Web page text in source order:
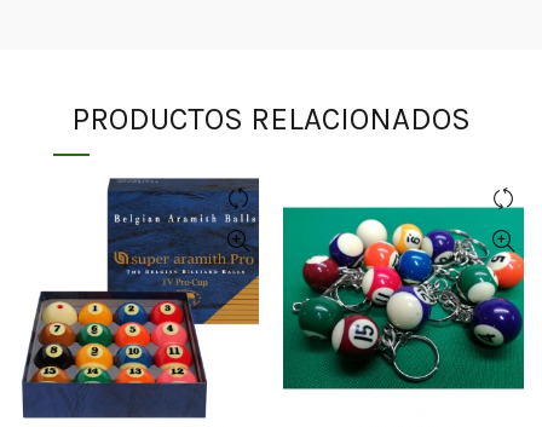
PRODUCTOS RELACIONADOS